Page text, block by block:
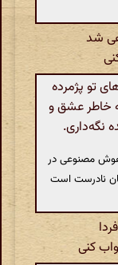
شد
تو پژمرده
خاطر عشق و
نگه‌داری.
مصنوعی در
نادرست است
کنی